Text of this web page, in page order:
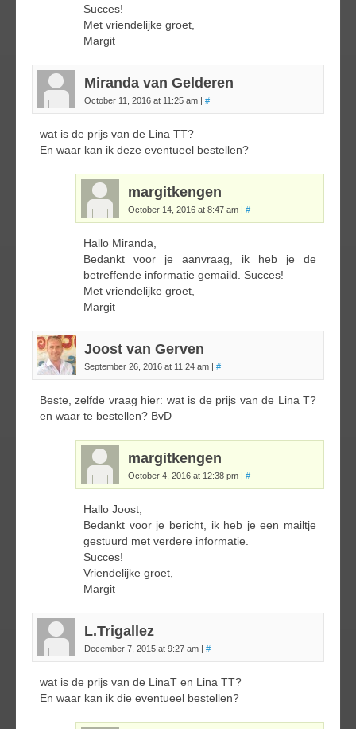
Succes!
Met vriendelijke groet,
Margit
Miranda van Gelderen
October 11, 2016 at 11:25 am | #
wat is de prijs van de Lina TT?
En waar kan ik deze eventueel bestellen?
margitkengen
October 14, 2016 at 8:47 am | #
Hallo Miranda,
Bedankt voor je aanvraag, ik heb je de
betreffende informatie gemaild. Succes!
Met vriendelijke groet,
Margit
Joost van Gerven
September 26, 2016 at 11:24 am | #
Beste, zelfde vraag hier: wat is de prijs van de Lina T?
en waar te bestellen? BvD
margitkengen
October 4, 2016 at 12:38 pm | #
Hallo Joost,
Bedankt voor je bericht, ik heb je een mailtje
gestuurd met verdere informatie.
Succes!
Vriendelijke groet,
Margit
L.Trigallez
December 7, 2015 at 9:27 am | #
wat is de prijs van de LinaT en Lina TT?
En waar kan ik die eventueel bestellen?